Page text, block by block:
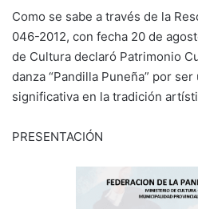
Como se sabe a través de la
046-2012, con fecha 20 de
de Cultura declaró Patrimonio
danza “Pandilla Puneña” por
significativa en la tradición
PRESENTACIÓN